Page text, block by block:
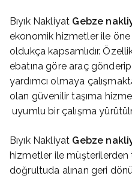
Bıyık Nakliyat Gebze
ekonomik hizmetler ile öne
oldukça kapsamlıdır.
ebatına göre araç
yardımcı olmaya
olan güvenilir taşıma
uyumlu bir çalışma
Bıyık Nakliyat Gebze
hizmetler ile müşterilerden
doğrultuda alınan geri